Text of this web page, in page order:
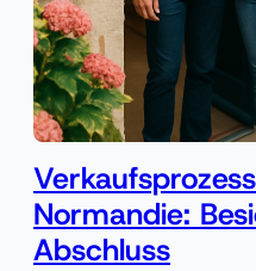
Normandie:
Abschluss